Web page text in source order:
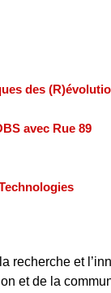
des
avec Rue 89
recherche et
et de la